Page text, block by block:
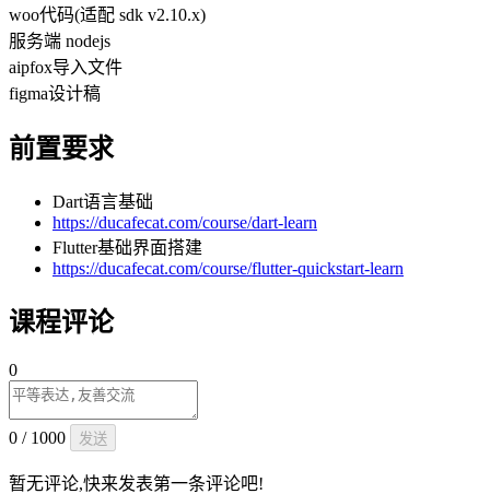
woo代码(适配 sdk v2.10.x)
服务端 nodejs
aipfox导入文件
figma设计稿
前置要求
Dart语言基础
https://ducafecat.com/course/dart-learn
Flutter基础界面搭建
https://ducafecat.com/course/flutter-quickstart-learn
课程评论
0
0 / 1000 发送
暂无评论,快来发表第一条评论吧!